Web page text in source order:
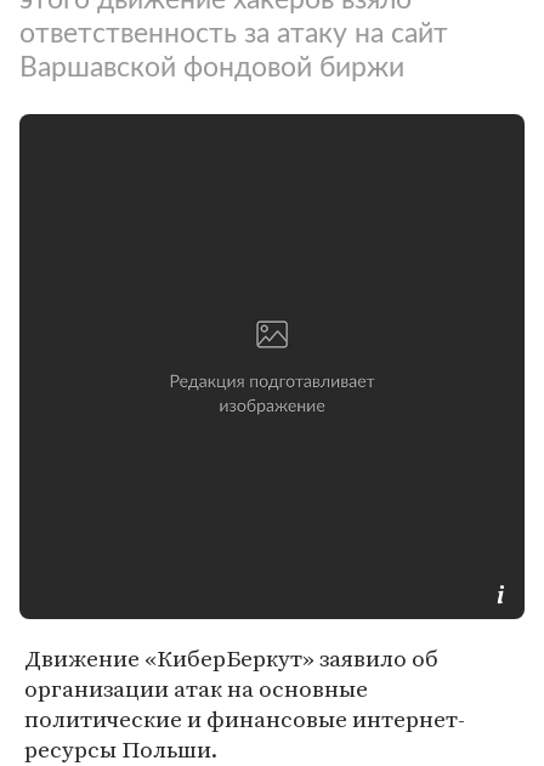
ответственность за атаку на сайт
Варшавской фондовой биржи
Движение «КиберБеркут» заявило об
организации атак на основные
политические и финансовые интернет-
ресурсы Польши.